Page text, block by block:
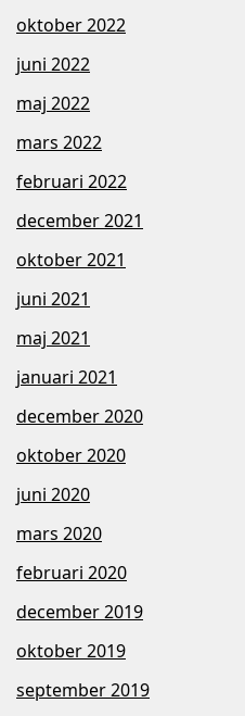
oktober 2022
juni 2022
maj 2022
mars 2022
februari 2022
december 2021
oktober 2021
juni 2021
maj 2021
januari 2021
december 2020
oktober 2020
juni 2020
mars 2020
februari 2020
december 2019
oktober 2019
september 2019